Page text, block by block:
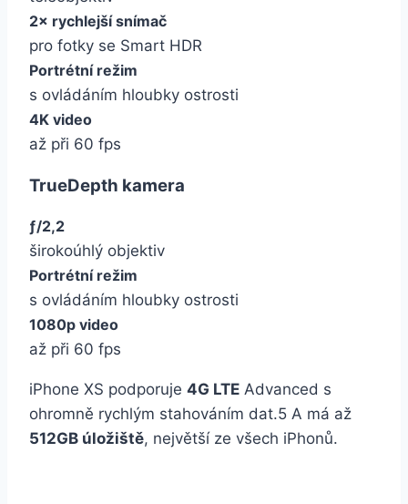
2× rychlejší snímač
pro fotky se Smart HDR
Portrétní režim
s ovládáním hloubky ostrosti
4K video
až při 60 fps
TrueDepth kamera
ƒ/2,2
širokoúhlý objektiv
Portrétní režim
s ovládáním hloubky ostrosti
1080p video
až při 60 fps
iPhone XS podporuje 4G LTE Advanced s
ohromně rychlým stahováním dat.5 A má až
512GB úložiště, největší ze všech iPhonů.